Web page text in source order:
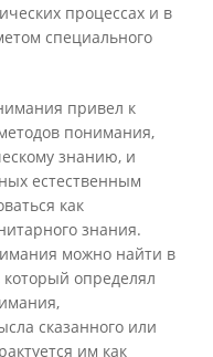
процессах и в
специального
привел к
понимания,
знанию, и
естественным
как
знания.
можно найти в
определял
сказанного или
им как